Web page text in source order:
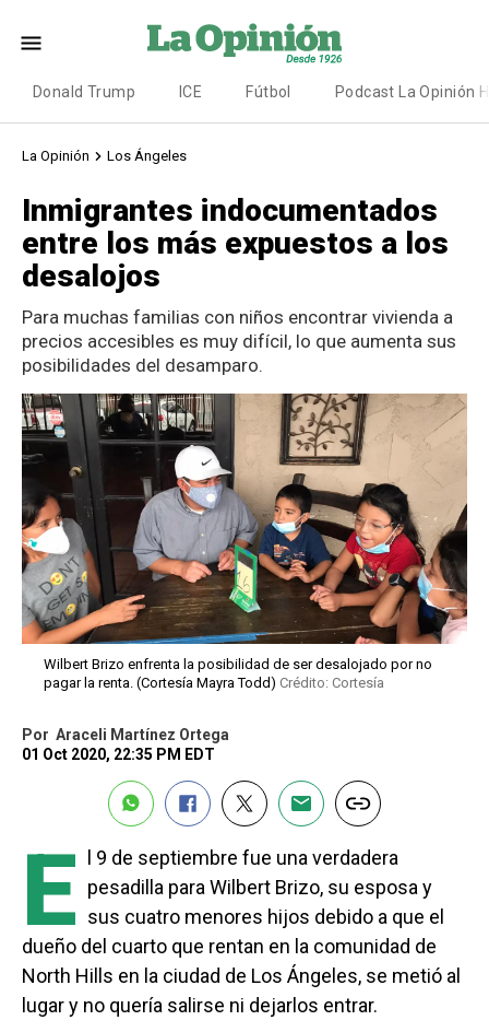
Donald Trump ICE Fútbol Podcast La Opinión
La Opinión Los Ángeles
Inmigrantes indocumentados
entre los más expuestos a los
desalojos
Para muchas familias con niños encontrar vivienda a
precios accesibles es muy difícil, lo que aumenta sus
posibilidades del desamparo.
Wilbert Brizo enfrenta la posibilidad de ser desalojado por no
pagar la renta. (Cortesía Mayra Todd) Crédito: Cortesía
Por Araceli Martínez Ortega
01 Oct 2020, 22:35 PM EDT
E
l 9 de septiembre fue una verdadera
pesadilla para Wilbert Brizo, su esposa y
sus cuatro menores hijos debido a que el
dueño del cuarto que rentan en la comunidad de
North Hills en la ciudad de Los Ángeles, se metió al
lugar y no quería salirse ni dejarlos entrar.